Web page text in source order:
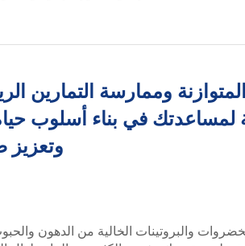
وممارسة التمارين
لمساعدتك في بناء أسلوب
وتعزيز
والبروتينات الخالية من الدهون